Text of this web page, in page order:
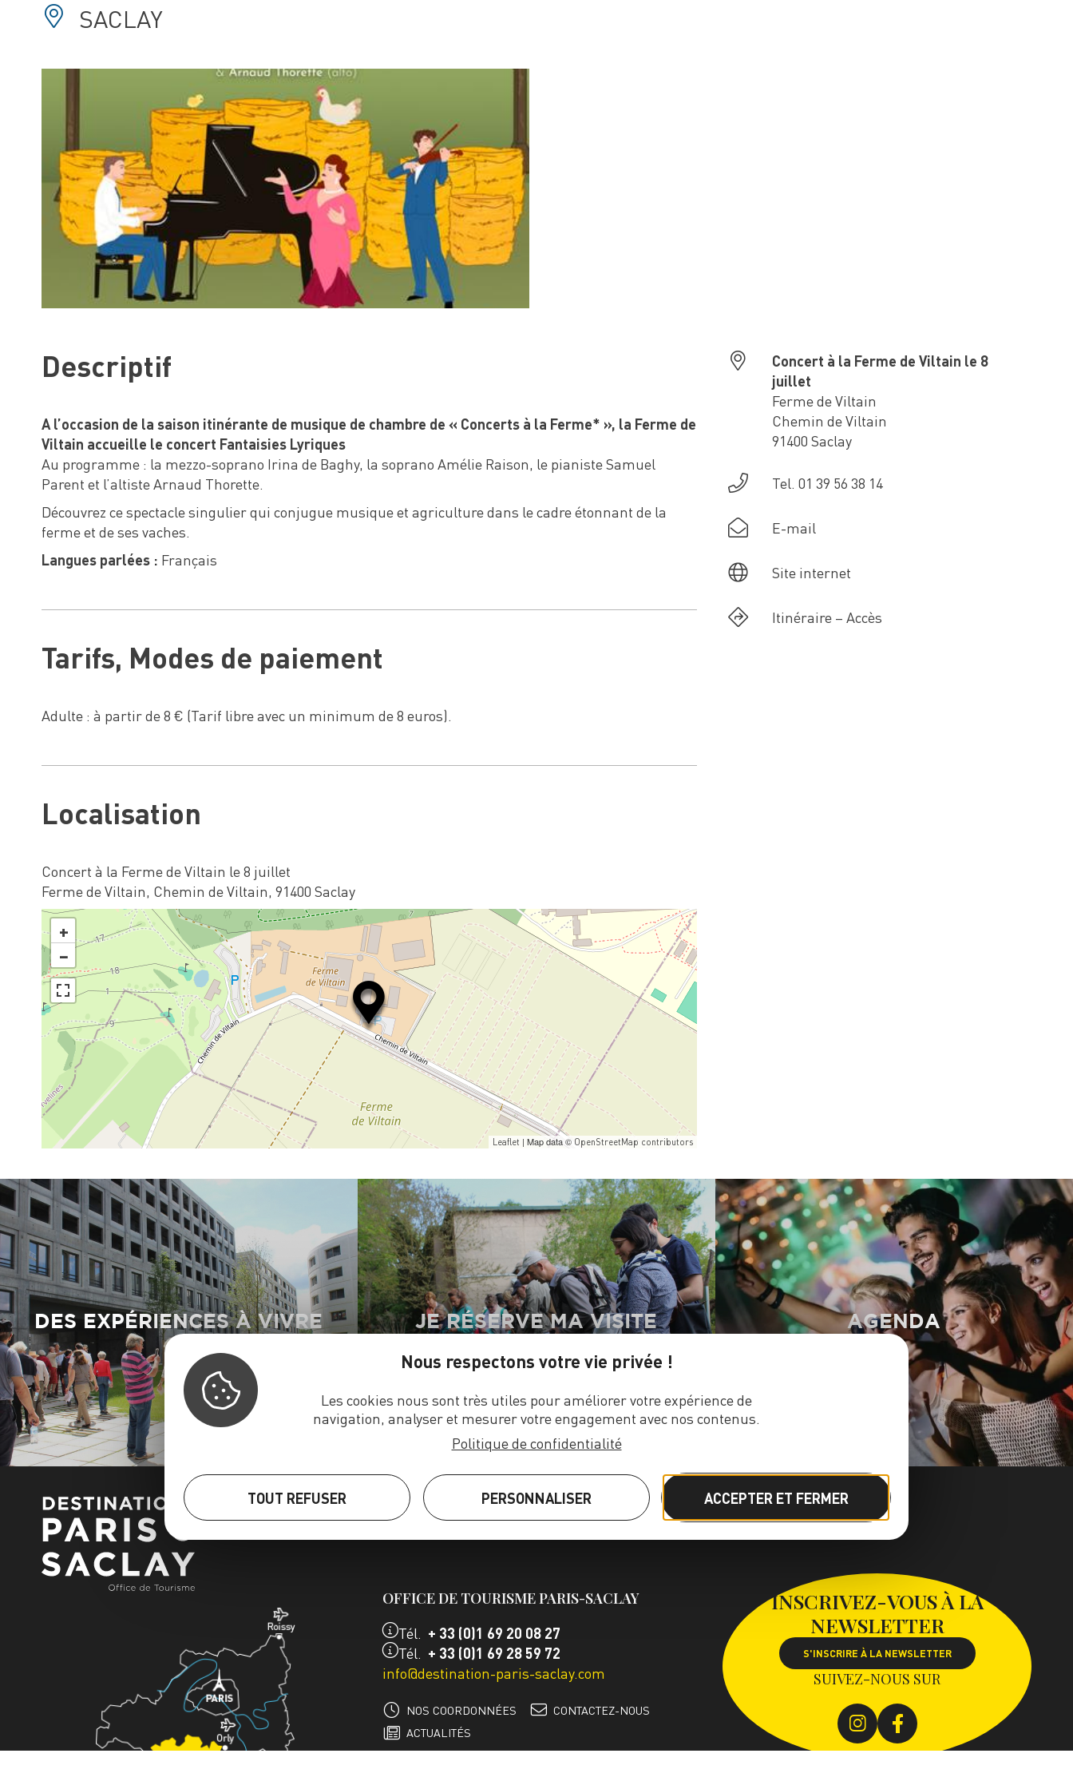
SACLAY
Descriptif
A l’occasion de la saison itinérante de musique de chambre de « Concerts à la Ferme* », la Ferme de
Viltain accueille le concert Fantaisies Lyriques
Au programme : la mezzo-soprano Irina de Baghy, la soprano Amélie Raison, le pianiste Samuel
Parent et l’altiste Arnaud Thorette.
Découvrez ce spectacle singulier qui conjugue musique et agriculture dans le cadre étonnant de la
ferme et de ses vaches.
Langues parlées : Français
Tarifs, Modes de paiement
Adulte : à partir de 8 € (Tarif libre avec un minimum de 8 euros).
Localisation
Concert à la Ferme de Viltain le 8 juillet
Ferme de Viltain, Chemin de Viltain, 91400 Saclay
+
−
Leaflet | Map data © OpenStreetMap contributors
Concert à la Ferme de Viltain le 8
juillet
Ferme de Viltain
Chemin de Viltain
91400 Saclay
Tel. 01 39 56 38 14
E-mail
Site internet
Itinéraire – Accès
DES EXPÉRIENCES À VIVRE JE RÉSERVE MA VISITE AGENDA
OFFICE DE TOURISME PARIS-SACLAY
Tél. + 33 (0)1 69 20 08 27
Tél. + 33 (0)1 69 28 59 72
info@destination-paris-saclay.com
NOS COORDONNÉES
CONTACTEZ-NOUS
ACTUALITÉS
INSCRIVEZ-VOUS À LA
NEWSLETTER
S'INSCRIRE À LA NEWSLETTER
SUIVEZ-NOUS SUR
Nous respectons votre vie privée !
Les cookies nous sont très utiles pour améliorer votre expérience de
navigation, analyser et mesurer votre engagement avec nos contenus.
Politique de confidentialité
ACCEPTER ET FERMER
PERSONNALISER
TOUT REFUSER